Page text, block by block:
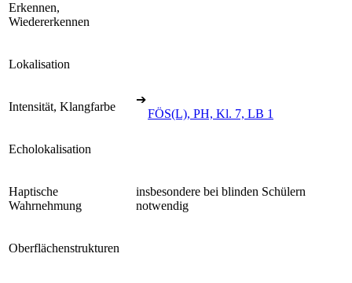
Erkennen,
Wiedererkennen
Lokalisation
Intensität, Klangfarbe
➔
FÖS(L), PH, Kl. 7, LB 1
Echolokalisation
Haptische
Wahrnehmung
insbesondere bei blinden Schülern
notwendig
Oberflächenstrukturen